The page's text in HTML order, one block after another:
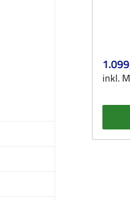
Ineos
( v / h
TG-
inkl.